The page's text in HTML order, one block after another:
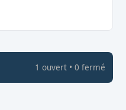
1 ouvert• 0 fermé